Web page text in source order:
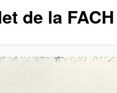
de la FACH